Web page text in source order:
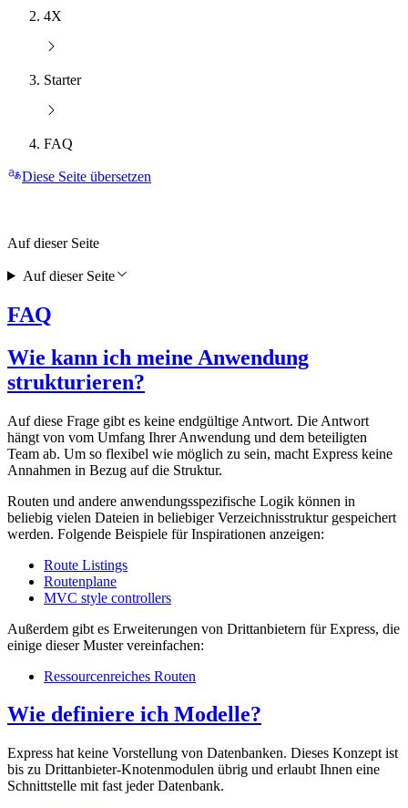
4X
Starter
FAQ
Diese Seite übersetzen
FAQ
Wie kann ich meine Anwendung
strukturieren?
Auf diese Frage gibt es keine endgültige Antwort. Die Antwort
hängt von vom Umfang Ihrer Anwendung und dem beteiligten
Team ab. Um so flexibel wie möglich zu sein, macht Express keine
Annahmen in Bezug auf die Struktur.
Routen und andere anwendungsspezifische Logik können in
beliebig vielen Dateien in beliebiger Verzeichnisstruktur gespeichert
werden. Folgende Beispiele für Inspirationen anzeigen:
Route Listings
Routenplane
MVC style controllers
Außerdem gibt es Erweiterungen von Drittanbietern für Express, die
einige dieser Muster vereinfachen:
Ressourcenreiches Routen
Wie definiere ich Modelle?
Express hat keine Vorstellung von Datenbanken. Dieses Konzept ist
bis zu Drittanbieter-Knotenmodulen übrig und erlaubt Ihnen eine
Schnittstelle mit fast jeder Datenbank.
Auf dieser Seite
Auf dieser Seite